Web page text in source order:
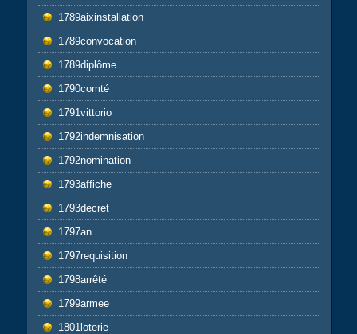
1789aixinstallation
1789convocation
1789diplôme
1790comté
1791vittorio
1792indemnisation
1792nomination
1793affiche
1793decret
1797an
1797requisition
1798arrêté
1799armee
1801loterie